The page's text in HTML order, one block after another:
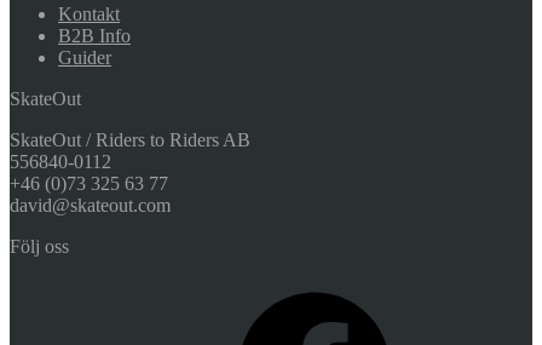
Kontakt
B2B Info
Guider
SkateOut
SkateOut / Riders to Riders AB
556840-0112
+46 (0)73 325 63 77
david@skateout.com
Följ oss